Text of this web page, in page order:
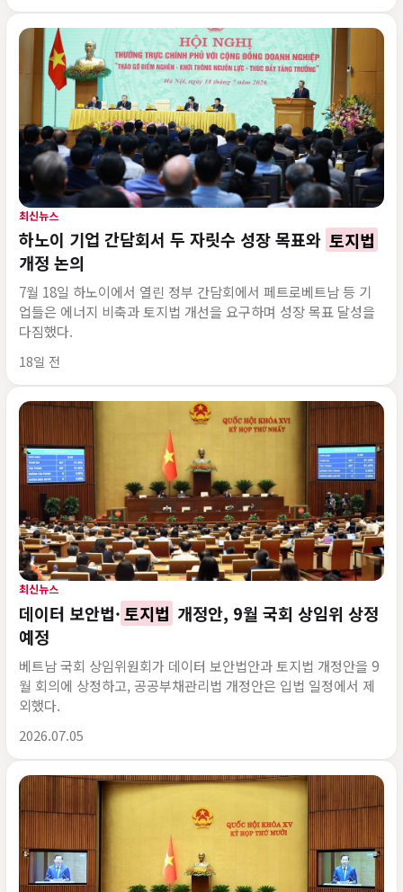
최신뉴스
하노이 기업 간담회서 두 자릿수 성장 목표와 토지법
개정 논의
7월 18일 하노이에서 열린 정부 간담회에서 페트로베트남 등 기
업들은 에너지 비축과 토지법 개선을 요구하며 성장 목표 달성을
다짐했다.
게시 시각
18일 전
최신뉴스
데이터 보안법·토지법 개정안, 9월 국회 상임위 상정
예정
베트남 국회 상임위원회가 데이터 보안법안과 토지법 개정안을 9
월 회의에 상정하고, 공공부채관리법 개정안은 입법 일정에서 제
외했다.
게시 시각
2026.07.05